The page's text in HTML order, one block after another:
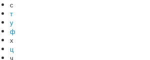
с
т
у
ф
х
ц
ч